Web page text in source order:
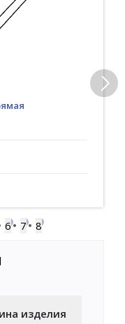
6 7 8
изделия